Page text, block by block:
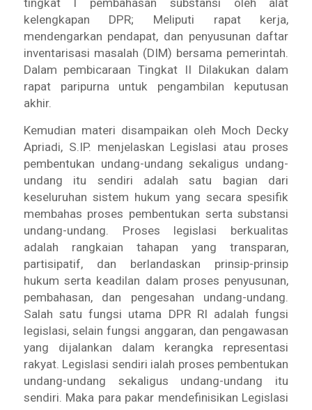
tingkat I pembahasan substansi oleh alat
kelengkapan DPR; Meliputi rapat kerja,
mendengarkan pendapat, dan penyusunan daftar
inventarisasi masalah (DIM) bersama pemerintah.
Dalam pembicaraan Tingkat II Dilakukan dalam
rapat paripurna untuk pengambilan keputusan
akhir.
Kemudian materi disampaikan oleh Moch Decky
Apriadi, S.IP. menjelaskan Legislasi atau proses
pembentukan undang-undang sekaligus undang-
undang itu sendiri adalah satu bagian dari
keseluruhan sistem hukum yang secara spesifik
membahas proses pembentukan serta substansi
undang-undang. Proses legislasi berkualitas
adalah rangkaian tahapan yang transparan,
partisipatif, dan berlandaskan prinsip-prinsip
hukum serta keadilan dalam proses penyusunan,
pembahasan, dan pengesahan undang-undang.
Salah satu fungsi utama DPR RI adalah fungsi
legislasi, selain fungsi anggaran, dan pengawasan
yang dijalankan dalam kerangka representasi
rakyat. Legislasi sendiri ialah proses pembentukan
undang-undang sekaligus undang-undang itu
sendiri. Maka para pakar mendefinisikan Legislasi